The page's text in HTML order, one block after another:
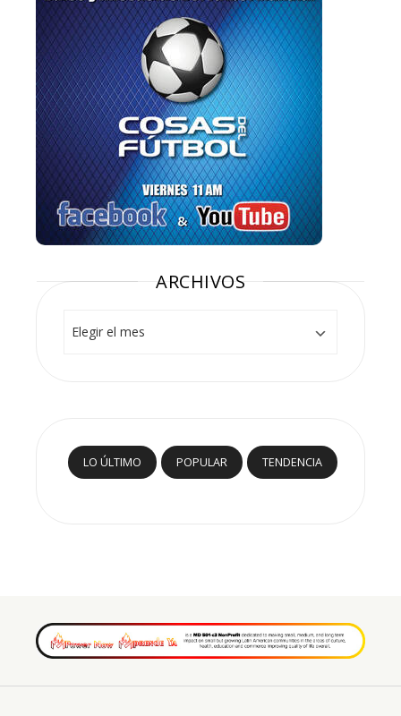
ARCHIVOS
LO ÚLTIMO POPULAR TENDENCIA